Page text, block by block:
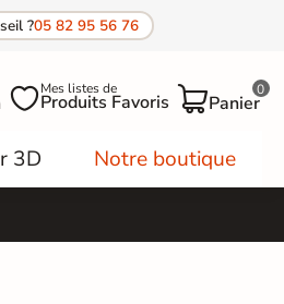
?05 82 95 56 76
Mes listes de
Produits Favoris Panier
0
3D Notre boutique